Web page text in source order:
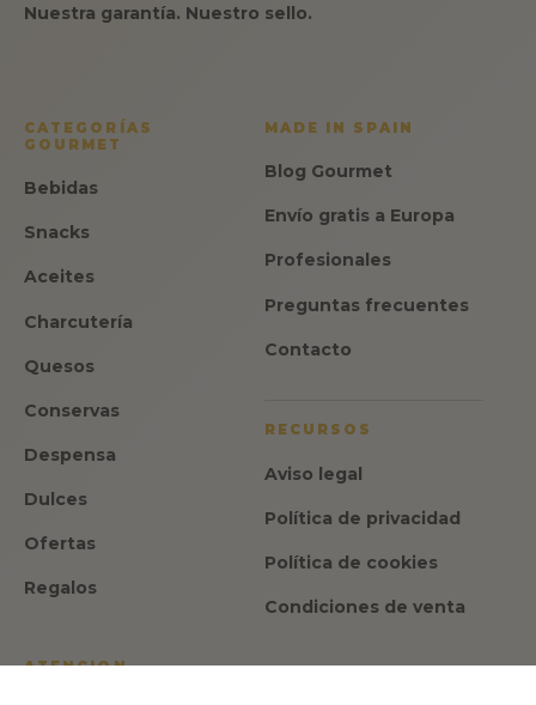
Nuestra garantía. Nuestro sello.
CATEGORÍAS
GOURMET
Bebidas
Snacks
Aceites
Charcutería
Quesos
Conservas
Despensa
Dulces
Ofertas
Regalos
MADE IN SPAIN
Blog Gourmet
Envío gratis a Europa
Profesionales
Preguntas frecuentes
Contacto
RECURSOS
Aviso legal
Política de privacidad
Política de cookies
Condiciones de venta
ATENCION